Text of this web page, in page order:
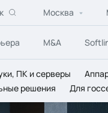
Москва
M&A
ПК и серверы
решения
Для